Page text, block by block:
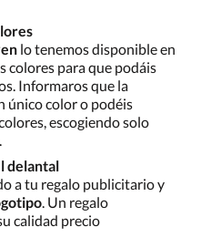
lo tenemos disponible en
colores para que podáis
Informaros que la
único color o podéis
escogiendo solo
delantal
a tu regalo publicitario y
. Un regalo
calidad precio